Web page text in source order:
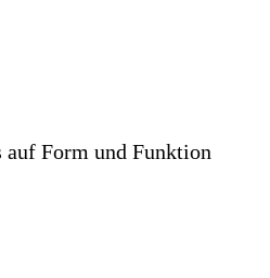
Form und Funktion